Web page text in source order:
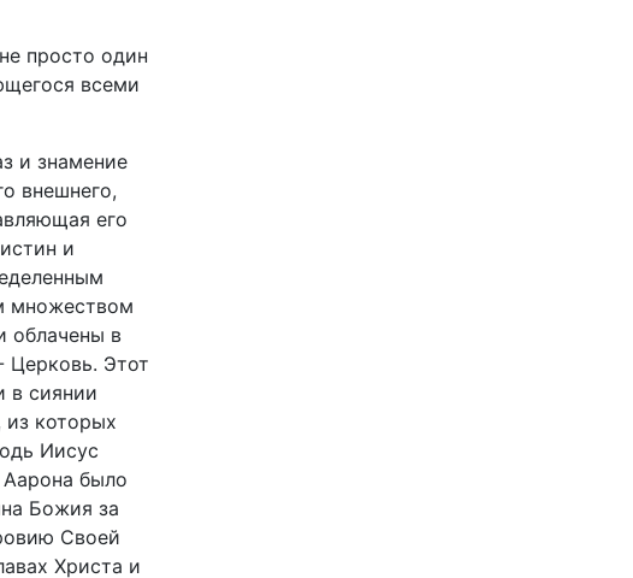
просто один
всеми
и знамение
внешнего,
его
и
множеством
облачены в
Церковь. Этот
в сиянии
из которых
Иисус
Аарона было
Божия за
Своей
Христа и